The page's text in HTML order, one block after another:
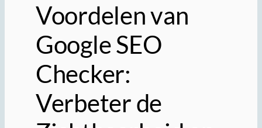
Voordelen van
Google SEO
Checker:
Verbeter de